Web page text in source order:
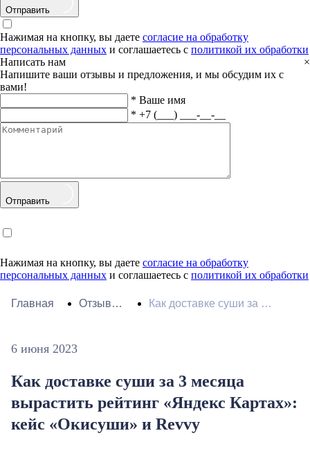
Отправить
Нажимая на кнопку, вы даете согласие на обработку
персональных данных и соглашаетесь с политикой их обработки
Написать нам
×
Напишите ваши отзывы и предложения, и мы обсудим их с
вами!
* Ваше имя
* +7 (___) ___-__-__
Отправить
Нажимая на кнопку, вы даете согласие на обработку
персональных данных и соглашаетесь с политикой их обработки
Главная
Отзывы
Как доставке суши за 3
6 июня 2023
Как доставке суши за 3 месяца
вырастить рейтинг «Яндекс Картах»:
кейс «Окисуши» и Revvy